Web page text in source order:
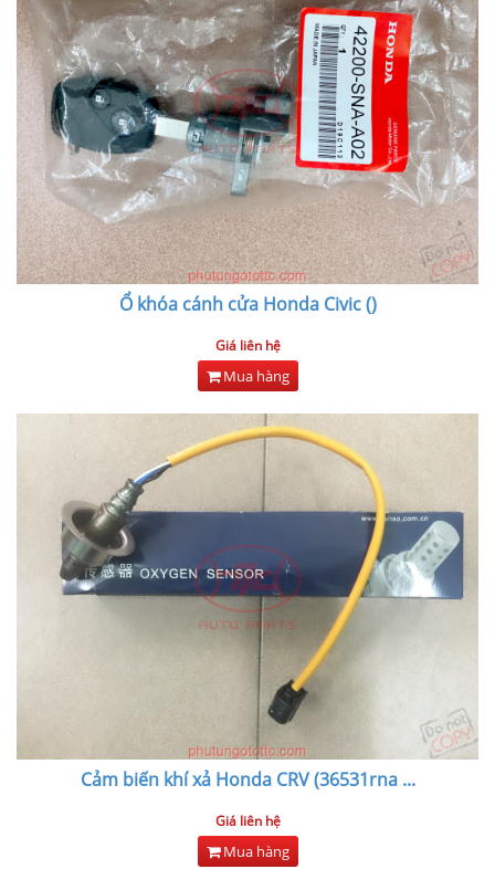
Ổ khóa cánh cửa Honda Civic ()
Giá liên hệ
Mua hàng
Cảm biến khí xả Honda CRV (36531rna...
Giá liên hệ
Mua hàng